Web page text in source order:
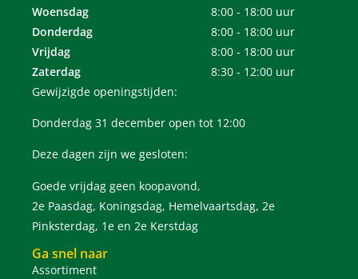
Woensdag
8:00 - 18:00 uur
Donderdag
8:00 - 18:00 uur
Vrijdag
8:00 - 18:00 uur
Zaterdag
8:30 - 12:00 uur
Gewijzigde openingstijden:
Donderdag 31 december open tot 12:00
Deze dagen zijn we gesloten:
Goede vrijdag geen koopavond,
2e Paasdag, Koningsdag, Hemelvaartsdag, 2e
Pinksterdag, 1e en 2e Kerstdag
Ga snel naar
Assortiment